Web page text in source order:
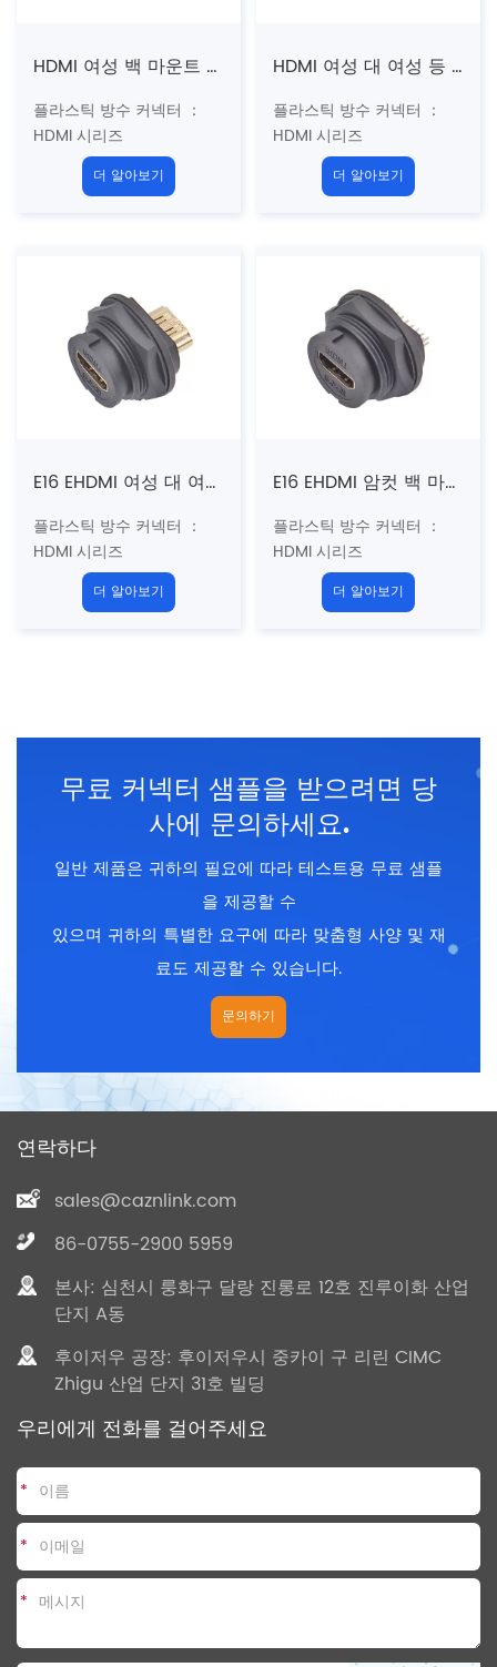
HDMI 여성 백 마운트 PCB 리셉터클 (스레드)
플라스틱 방수 커넥터 ：
HDMI 시리즈
구조 유형 : 백 마운트 소켓
성별 : PCB
인증 : CE 、 rohs
더 알아보기
HDMI 여성 대 여성 등 마운트 리셉터클 (스레드)
플라스틱 방수 커넥터 ：
HDMI 시리즈
구조 유형 : 백 마운트 소켓
성별 : 여성 대 여성 등 마운
인증 : CE 、 rohs
더 알아보기
E16 EHDMI 여성 대 여성 등 마운트 리셉터클 (Bayonet)
플라스틱 방수 커넥터 ：
HDMI 시리즈
구조 유형 : 후면 장착 소켓
성별 : 여성 대 여성 등 마운
더 알아보기
E16 EHDMI 암컷 백 마운트 PCB 리셉터클 (Bayonet)
플라스틱 방수 커넥터 ：
HDMI 시리즈
구조 유형 : 후면 장착 소켓
성별 : 여성 대 여성 등 마운
더 알아보기
무료 커넥터 샘플을 받으려면 당
사에 문의하세요.
일반 제품은 귀하의 필요에 따라 테스트용 무료 샘플
을 제공할 수
있으며 귀하의 특별한 요구에 따라 맞춤형 사양 및 재
료도 제공할 수 있습니다.
문의하기
연락하다
sales@caznlink.com
86-0755-2900 5959
본사: 심천시 룽화구 달랑 진롱로 12호 진루이화 산업
단지 A동
후이저우 공장: 후이저우시 중카이 구 리린 CIMC
Zhigu 산업 단지 31호 빌딩
우리에게 전화를 걸어주세요
*
*
*